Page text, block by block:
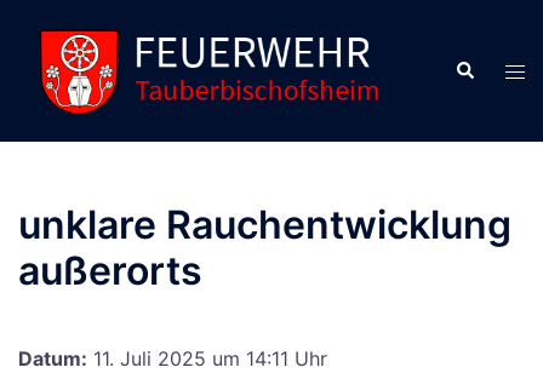
Inhalt
springen
Suche
unklare Rauchentwicklung
außerorts
Datum: 11. Juli 2025 um 14:11 Uhr